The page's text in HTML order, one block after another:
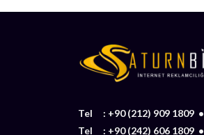
Tel : +90 (212) 909 1809 •
Tel : +90 (242) 606 1809 •